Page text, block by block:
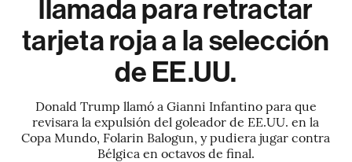
llamada para retractar
tarjeta roja a la selección
de EE.UU.
Donald Trump llamó a Gianni Infantino para que
revisara la expulsión del goleador de EE.UU. en la
Copa Mundo, Folarin Balogun, y pudiera jugar contra
Bélgica en octavos de final.